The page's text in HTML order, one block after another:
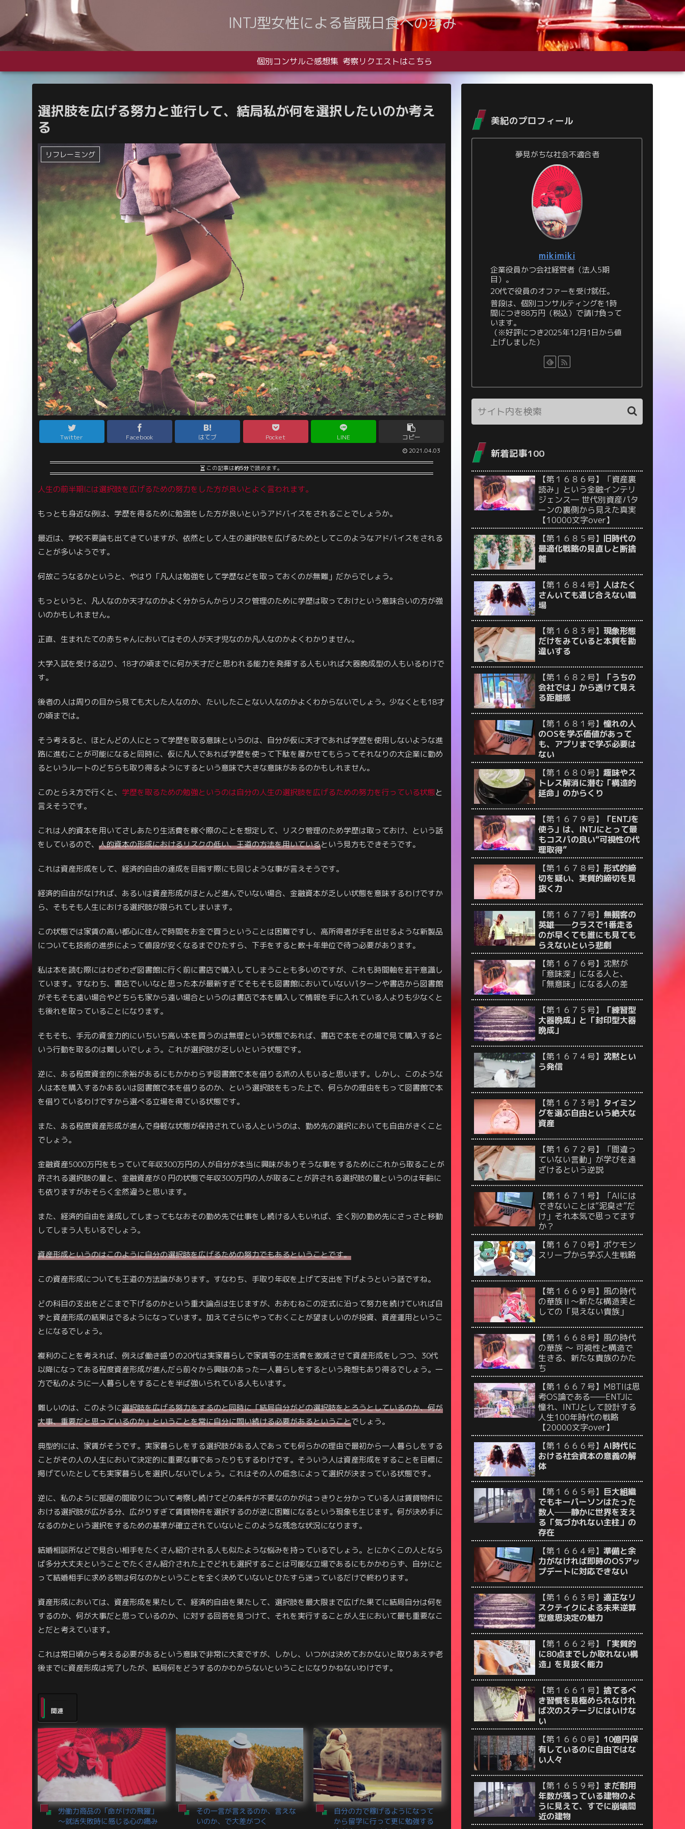
INTJ型女性による皆既日食への歩み
個別コンサルご感想集 考察リクエストはこちら
選択肢を広げる努力と並行して、結局私が何を選択したいのか考え
る
リフレーミング
Twitter Facebook はてブ Pocket LINE コピー
2021.04.03
この記事は約5分で読めます。
人生の前半期には選択肢を広げるための努力をした方が良いとよく言われます。
もっとも身近な例は、学歴を得るために勉強をした方が良いというアドバイスをされることでしょうか。
最近は、学校不要論も出てきていますが、依然として人生の選択肢を広げるためとしてこのようなアドバイスをされる
ことが多いようです。
何故こうなるかというと、やはり「凡人は勉強をして学歴などを取っておくのが無難」だからでしょう。
もっというと、凡人なのか天才なのかよく分からんからリスク管理のために学歴は取っておけという意味合いの方が強
いのかもしれません。
正直、生まれたての赤ちゃんにおいてはその人が天才児なのか凡人なのかよくわかりません。
大学入試を受ける辺り、18才の頃までに何か天才だと思われる能力を発揮する人もいれば大器晩成型の人もいるわけで
す。
後者の人は周りの目から見ても大した人なのか、たいしたことない人なのかよくわからないでしょう。少なくとも18才
の頃までは。
そう考えると、ほとんどの人にとって学歴を取る意味というのは、自分が仮に天才であれば学歴を使用しないような進
路に進むことが可能になると同時に、仮に凡人であれば学歴を使って下駄を履かせてもらってそれなりの大企業に勤め
るというルートのどちらも取り得るようにするという意味で大きな意味があるのかもしれません。
このとらえ方で行くと、 学歴を取るための勉強というのは自分の人生の選択肢を広げるための努力を行っている状態と
言えそうです。
これは人的資本を用いてさしあたり生活費を稼ぐ際のことを想定して、リスク管理のため学歴は取っておけ、という話
をしているので、 人的資本の形成におけるリスクの低い、王道の方法を用いているという見方もできそうです。
これは資産形成をして、経済的自由の達成を目指す際にも同じような事が言えそうです。
経済的自由がなければ、あるいは資産形成がほとんど進んでいない場合、金融資本が乏しい状態を意味するわけですか
ら、そもそも人生における選択肢が限られてしまいます。
この状態では家賃の高い都心に住んで時間をお金で買うということは困難ですし、高所得者が手を出せるような新製品
についても技術の進歩によって値段が安くなるまでひたすら、下手をすると数十年単位で待つ必要があります。
私は本を読む際にはわざわざ図書館に行く前に書店で購入してしまうことも多いのですが、これも時間軸を若干意識し
ています。すなわち、書店でいいなと思った本が最新すぎてそもそも図書館においていないパターンや書店から図書館
がそもそも遠い場合やどちらも家から遠い場合というのは書店で本を購入して情報を手に入れている人よりも少なくと
も後れを取っていることになります。
そもそも、手元の資金力的にいちいち高い本を買うのは無理という状態であれば、書店で本をその場で見て購入すると
いう行動を取るのは難しいでしょう。これが選択肢が乏しいという状態です。
逆に、ある程度資金的に余裕があるにもかかわらず図書館で本を借りる派の人もいると思います。しかし、このような
人は本を購入するかあるいは図書館で本を借りるのか、という選択肢をもった上で、何らかの理由をもって図書館で本
を借りているわけですから選べる立場を得ている状態です。
また、ある程度資産形成が進んで身軽な状態が保持されている人というのは、勤め先の選択においても自由がきくこと
でしょう。
金融資産5000万円をもっていて年収300万円の人が自分が本当に興味がありそうな事をするためにこれから取ることが
許される選択肢の量と、金融資産が０円の状態で年収300万円の人が取ることが許される選択肢の量というのは年齢に
も依りますがおそらく全然違うと思います。
また、経済的自由を達成してしまってもなおその勤め先で仕事をし続ける人もいれば、全く別の勤め先にさっさと移動
してしまう人もいるでしょう。
資産形成というのはこのように自分の選択肢を広げるための努力でもあるということです。
この資産形成についても王道の方法論があります。すなわち、手取り年収を上げて支出を下げようという話ですね。
どの科目の支出をどこまで下げるのかという重大論点は生じますが、おおむねこの定式に沿って努力を続けていれば自
ずと資産形成の結果はでるようになっています。加えてさらにやっておくことが望ましいのが投資、資産運用というこ
とになるでしょう。
複利のことを考えれば、例えば働き盛りの20代は実家暮らしで家賃等の生活費を激減させて資産形成をしつつ、30代
以降になってある程度資産形成が進んだら前々から興味のあった一人暮らしをするという発想もあり得るでしょう。一
方で私のように一人暮らしをすることを半ば強いられている人もいます。
難しいのは、このように選択肢を広げる努力をするのと同時に「結局自分がどの選択肢をとろうとしているのか、何が
大事、重要だと思っているのか」ということを常に自分に問い続ける必要があるということでしょう。
典型的には、家賃がそうです。実家暮らしをする選択肢がある人であっても何らかの理由で最初から一人暮らしをする
ことがその人の人生において決定的に重要な事であったりもするわけです。そういう人は資産形成をすることを目標に
掲げていたとしても実家暮らしを選択しないでしょう。これはその人の信念によって選択が決まっている状態です。
逆に、私のように部屋の間取りについて考察し続けてどの条件が不要なのかがはっきりと分かっている人は賃貸物件に
おける選択肢が広がる分、広がりすぎて賃貸物件を選択するのが逆に困難になるという現象も生じます。何が決め手に
なるのかという選択をするための基準が確立されていないとこのような残念な状況になります。
結婚相談所などで見合い相手をたくさん紹介される人も似たような悩みを持っているでしょう。とにかくこの人となら
ば多分大丈夫ということでたくさん紹介された上でどれも選択することは可能な立場であるにもかかわらず、自分にと
って結婚相手に求める物は何なのかということを全く決めていないとひたすら迷っているだけで終わります。
資産形成においては、資産形成を果たして、経済的自由を果たして、選択肢を最大限まで広げた果てに結局自分は何を
するのか、何が大事だと思っているのか、に対する回答を見つけて、それを実行することが人生において最も重要なこ
とだと考えています。
これは常日頃から考える必要があるという意味で非常に大変ですが、しかし、いつかは決めておかないと取りあえず老
後までに資産形成は完了したが、結局何をどうするのかわからないということになりかねないわけです。
関連
労働力商品の「命がけの飛躍」
～就活失敗時に感じる心の痛み
その一言が言えるのか、言えな
いのか、で大差がつく
自分の力で稼げるようになって
から留学に行って更に勉強する
美紀のプロフィール
夢見がちな社会不適合者
mikimiki
企業役員かつ会社経営者（法人5期
目）。
20代で役員のオファーを受け就任。
普段は、個別コンサルティングを1時
間につき88万円（税込）で請け負って
います。
（※好評につき2025年12月1日から値
上げしました）
新着記事100
【第１６８６号】「資産裏
読み」という金融インテリ
ジェンス― 世代別資産パタ
ーンの裏側から見えた真実
【10000文字over】
【第１６８５号】 旧時代の
最適化戦略の見直しと断捨
離
【第１６８４号】 人はたく
さんいても通じ合えない職
場
【第１６８３号】 現象形態
だけをみていると本質を勘
違いする
【第１６８２号】
「うちの
会社では」から透けて見え
る距離感
【第１６８１号】 憧れの人
のOSを学ぶ価値があって
も、アプリまで学ぶ必要は
ない
【第１６８０号】 趣味やス
トレス解消に潜む「構造的
延命」のからくり
【第１６７９号】
「ENTJを
使う」は、INTJにとって最
もコスパの良い“可視性の代
理取得”
【第１６７８号】 形式的締
切を疑い、実質的締切を見
抜く力
【第１６７７号】 無観客の
英雄──クラスで1番走る
のが早くても誰にも見ても
らえないという悲劇
【第１６７６号】沈黙が
「意味深」になる人と、
「無意味」になる人の差
【第１６７５号】
「練習型
大器晩成」と「封印型大器
晩成」
【第１６７４号】 沈黙とい
う発信
【第１６７３号】 タイミン
グを選ぶ自由という絶大な
資産
【第１６７２号】「間違っ
ていない言動」が学びを遠
ざけるという逆説
【第１６７１号】「AIには
できないことは“泥臭さ”だ
け」それ本気で思ってます
か？
【第１６７０号】ポケモン
スリープから学ぶ人生戦略
【第１６６９号】風の時代
の華族Ⅱ〜新たな構造美と
しての「見えない貴族」
【第１６６８号】風の時代
の華族 〜 可視性と構造で
生きる、新たな貴族のかた
ち
【第１６６７号】MBTIは思
考OS論である——ENTJに
憧れ、INTJとして設計する
人生100年時代の戦略
【20000文字over】
【第１６６６号】 AI時代に
おける社会資本の意義の解
体
【第１６６５号】 巨大組織
でもキーパーソンはたった
数人──静かに世界を支え
る「気づかれない主柱」の
存在
【第１６６４号】 準備と余
力がなければ即時のOSアッ
プデートに対応できない
【第１６６３号】 適正なリ
スクテイクによる未来逆算
型意思決定の魅力
【第１６６２号】
「実質的
に80点までしか取れない構
造」を見抜く能力
【第１６６１号】 捨てるべ
き習慣を見極められなけれ
ば次のステージにはいけな
い
【第１６６０号】 10億円保
有しているのに自由ではな
い人々
【第１６５９号】 まだ耐用
年数が残っている建物のよ
うに見えて、すでに崩壊間
近の建物